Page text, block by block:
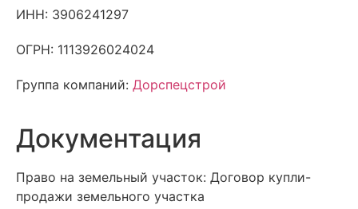
ИНН: 3906241297
ОГРН: 1113926024024
Группа компаний: Дорспецстрой
Документация
Право на земельный участок: Договор купли-
продажи земельного участка